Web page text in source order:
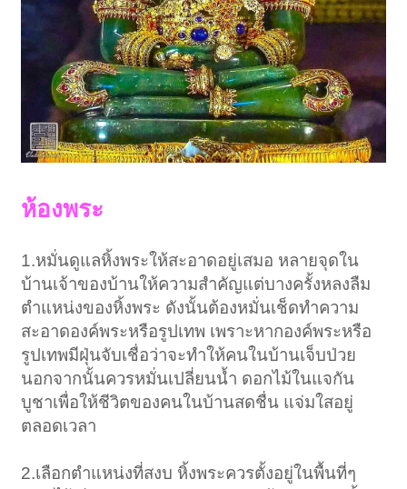
ห้องพระ
1.หมั่นดูแลหิ้งพระให้สะอาดอยู่เสมอ หลายจุดใน
บ้านเจ้าของบ้านให้ความสำคัญแต่บางครั้งหลงลืม
ตำแหน่งของหิ้งพระ ดังนั้นต้องหมั่นเช็ดทำความ
สะอาดองค์พระหรือรูปเทพ เพราะหากองค์พระหรือ
รูปเทพมีฝุ่นจับเชื่อว่าจะทำให้คนในบ้านเจ็บป่วย
นอกจากนั้นควรหมั่นเปลี่ยนน้ำ ดอกไม้ในแจกัน
บูชาเพื่อให้ชีวิตของคนในบ้านสดชื่น แจ่มใสอยู่
ตลอดเวลา
2.เลือกตำแหน่งที่สงบ หิ้งพระควรตั้งอยู่ในพื้นที่ๆ